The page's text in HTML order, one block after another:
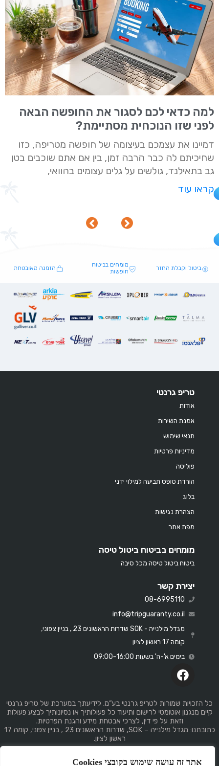
אתר זה עושה שימוש בקובצי Cookies
למה כדאי לכם לסגור את החופשה הבאה
לפני שזו הנוכחית מסתיימת?
דמיינו את עצמכם בעיצומה של חופשה מטריפה, כזו
שחיכיתם לה כבר הרבה זמן, בין אם אתם שוכבים בטן
גב בתאילנד, גולשים על גלים עצומים בהוואי,
קראו עוד
ביטול וקבלת החזר
מומחים בביטוח
חופשות
הזמנה מאובטחת
טריפ גרנטי
אודות
אמנת השירות
תנאי שימוש
מדיניות פרטיות
פוליסה
הורדת טופס תביעה למילוי ידני
בלוג
הצהרת נגישות
מפת אתר
מומחים בביטוח ביטול טיסה
ביטוח ביטול טיסה מכל סיבה
יצירת קשר
08-6995110
info@tripguaranty.co.il
מגדל מילנייה - SOK שדרות הראשונים 23 , בניין צפוני,
קומה 17 ראשון לציון
בימים א'-ה' בשעות 09:00-16:00
כל הזכויות שמורות לטריפ גרנטי בע”מ. לידיעתך במערכת של טריפ גרנטי
קיים מנגנון אוטומטי לרישום ותיעוד כל פעולותיך או נסיונותיך לבצע פעולות
וזאת על פי דין, לצרכי אבטחת מידע והגנת הפרטיות.
כתובתנו: מגדל מילנייה – SOK, שדרות הראשונים 23 , בניין צפוני, קומה 17
ראשון לציון.